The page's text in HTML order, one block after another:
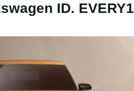
ID. EVERY1